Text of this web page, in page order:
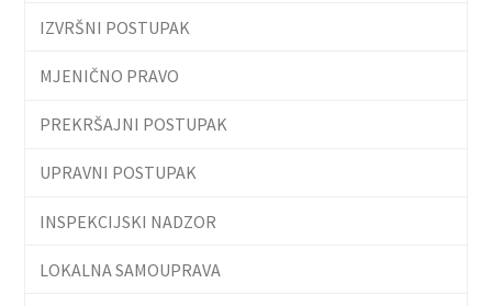
IZVRŠNI POSTUPAK
MJENIČNO PRAVO
PREKRŠAJNI POSTUPAK
UPRAVNI POSTUPAK
INSPEKCIJSKI NADZOR
LOKALNA SAMOUPRAVA